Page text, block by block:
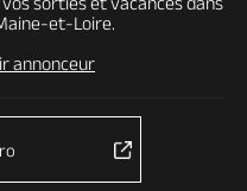
et-Loire.
annonceur